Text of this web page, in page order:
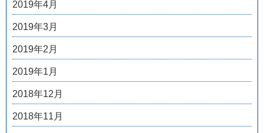
2019年4月
2019年3月
2019年2月
2019年1月
2018年12月
2018年11月